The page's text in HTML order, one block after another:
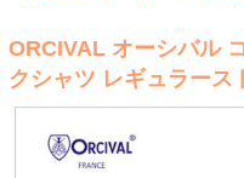
ORCIVAL オーシバル
クシャツ レギュラース